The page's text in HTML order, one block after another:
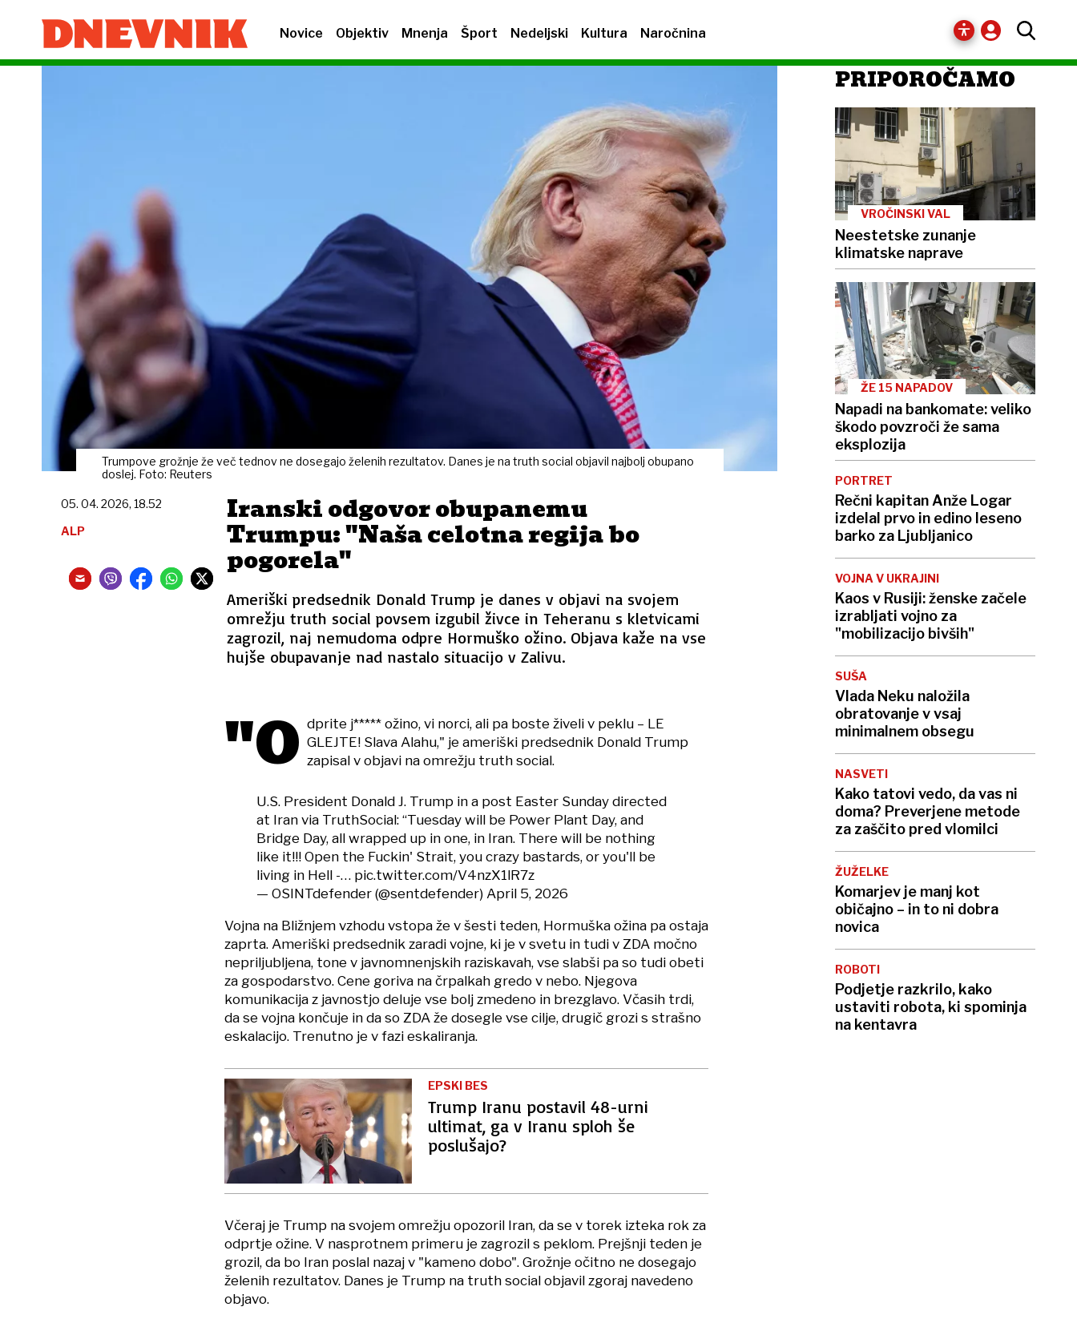
Novice Objektiv Mnenja Šport Nedeljski Kultura Naročnina
Trumpove grožnje že več tednov ne dosegajo želenih rezultatov. Danes je na truth social objavil najbolj obupano
doslej. Foto: Reuters
Iranski odgovor obupanemu
Trumpu: "Naša celotna regija bo
pogorela"
Ameriški predsednik Donald Trump je danes v objavi na svojem
omrežju truth social povsem izgubil živce in Teheranu s kletvicami
zagrozil, naj nemudoma odpre Hormuško ožino. Objava kaže na vse
hujše obupavanje nad nastalo situacijo v Zalivu.
05. 04. 2026, 18.52
ALP
"O dprite j***** ožino, vi norci, ali pa boste živeli v peklu – LE
GLEJTE! Slava Alahu," je ameriški predsednik Donald Trump
zapisal v objavi na omrežju truth social.
U.S. President Donald J. Trump in a post Easter Sunday directed
at Iran via TruthSocial: “Tuesday will be Power Plant Day, and
Bridge Day, all wrapped up in one, in Iran. There will be nothing
like it!!! Open the Fuckin' Strait, you crazy bastards, or you'll be
living in Hell -… pic.twitter.com/V4nzX1lR7z
— OSINTdefender (@sentdefender) April 5, 2026
Vojna na Bližnjem vzhodu vstopa že v šesti teden, Hormuška ožina pa ostaja
zaprta. Ameriški predsednik zaradi vojne, ki je v svetu in tudi v ZDA močno
nepriljubljena, tone v javnomnenjskih raziskavah, vse slabši pa so tudi obeti
za gospodarstvo. Cene goriva na črpalkah gredo v nebo. Njegova
komunikacija z javnostjo deluje vse bolj zmedeno in brezglavo. Včasih trdi,
da se vojna končuje in da so ZDA že dosegle vse cilje, drugič grozi s strašno
eskalacijo. Trenutno je v fazi eskaliranja.
EPSKI BES
Trump Iranu postavil 48-urni
ultimat, ga v Iranu sploh še
poslušajo?
Včeraj je Trump na svojem omrežju opozoril Iran, da se v torek izteka rok za
odprtje ožine. V nasprotnem primeru je zagrozil s peklom. Prejšnji teden je
grozil, da bo Iran poslal nazaj v "kameno dobo". Grožnje očitno ne dosegajo
želenih rezultatov. Danes je Trump na truth social objavil zgoraj navedeno
objavo.
PRIPOROČAMO
VROČINSKI VAL
Neestetske zunanje
klimatske naprave
ŽE 15 NAPADOV
Napadi na bankomate: veliko
škodo povzroči že sama
eksplozija
PORTRET
Rečni kapitan Anže Logar
izdelal prvo in edino leseno
barko za Ljubljanico
VOJNA V UKRAJINI
Kaos v Rusiji: ženske začele
izrabljati vojno za
"mobilizacijo bivših"
SUŠA
Vlada Neku naložila
obratovanje v vsaj
minimalnem obsegu
NASVETI
Kako tatovi vedo, da vas ni
doma? Preverjene metode
za zaščito pred vlomilci
ŽUŽELKE
Komarjev je manj kot
običajno – in to ni dobra
novica
ROBOTI
Podjetje razkrilo, kako
ustaviti robota, ki spominja
na kentavra